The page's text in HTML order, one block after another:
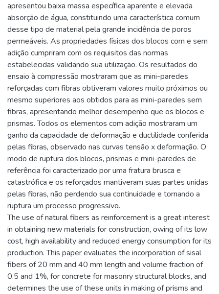
apresentou baixa massa específica aparente e elevada
absorção de água, constituindo uma característica comum
desse tipo de material pela grande incidência de poros
permeáveis. As propriedades físicas dos blocos com e sem
adição cumpriram com os requisitos das normas
estabelecidas validando sua utilização. Os resultados do
ensaio à compressão mostraram que as mini-paredes
reforçadas com fibras obtiveram valores muito próximos ou
mesmo superiores aos obtidos para as mini-paredes sem
fibras, apresentando melhor desempenho que os blocos e
prismas. Todos os elementos com adição mostraram um
ganho da capacidade de deformação e ductilidade conferida
pelas fibras, observado nas curvas tensão x deformação. O
modo de ruptura dos blocos, prismas e mini-paredes de
referência foi caracterizado por uma fratura brusca e
catastrófica e os reforçados mantiveram suas partes unidas
pelas fibras, não perdendo sua continuidade e tornando a
ruptura um processo progressivo.
The use of natural fibers as reinforcement is a great interest
in obtaining new materials for construction, owing of its low
cost, high availability and reduced energy consumption for its
production. This paper evaluates the incorporation of sisal
fibers of 20 mm and 40 mm length and volume fraction of
0.5 and 1%, for concrete for masonry structural blocks, and
determines the use of these units in making of prisms and